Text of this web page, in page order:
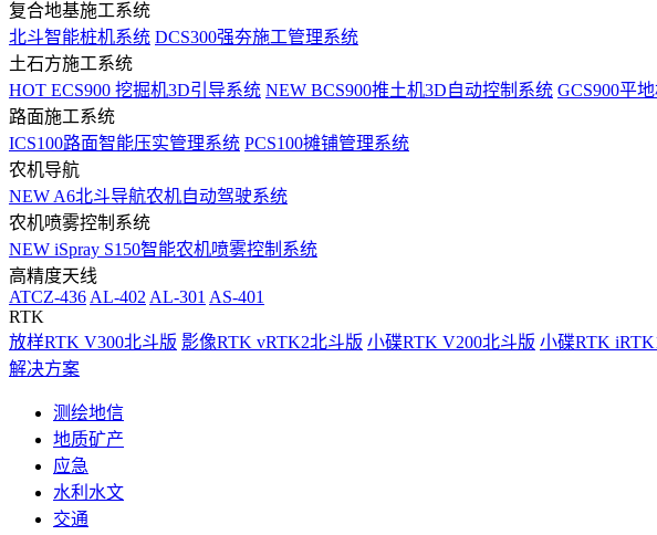
复合地基施工系统
北斗智能桩机系统 DCS300强夯施工管理系统
土石方施工系统
HOT ECS900 挖掘机3D引导系统 NEW BCS900推土机3D自动控制系统 GCS900平
路面施工系统
ICS100路面智能压实管理系统 PCS100摊铺管理系统
农机导航
NEW A6北斗导航农机自动驾驶系统
农机喷雾控制系统
NEW iSpray S150智能农机喷雾控制系统
高精度天线
ATCZ-436 AL-402 AL-301 AS-401
RTK
放样RTK V300北斗版 影像RTK vRTK2北斗版 小碟RTK V200北斗版 小碟RTK
解决方案
测绘地信
地质矿产
应急
水利水文
交通